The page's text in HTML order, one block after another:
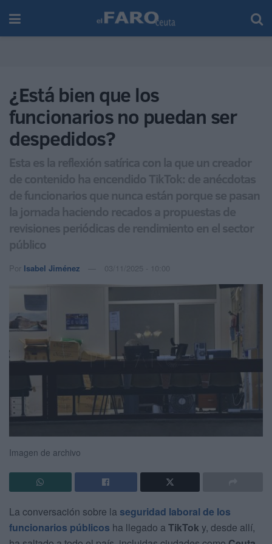
¿Está bien que los
funcionarios no puedan ser
despedidos?
Esta es la reflexión satírica con la que un creador
de contenido ha encendido TikTok: de anécdotas
de funcionarios que nunca están porque se pasan
la jornada haciendo recados a propuestas de
revisiones periódicas de rendimiento en el sector
público
Por Isabel Jiménez 03/11/2025 - 10:00
Imagen de archivo
La conversación sobre la seguridad laboral de los
funcionarios públicos ha llegado a TikTok y, desde allí,